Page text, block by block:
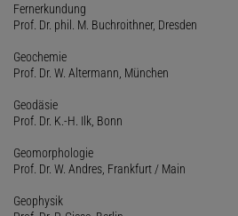
Fernerkundung
Prof. Dr. phil. M. Buchroithner, Dresden
Geochemie
Prof. Dr. W. Altermann, München
Geodäsie
Prof. Dr. K.-H. Ilk, Bonn
Geomorphologie
Prof. Dr. W. Andres, Frankfurt / Main
Geophysik